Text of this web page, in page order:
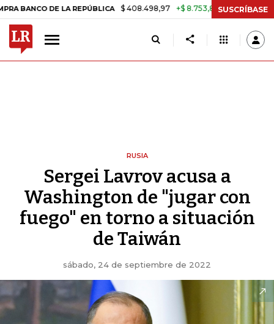
DE LA REPÚBLICA $ 408.498,97 +$ 8.753,81 +2,19% TASA DE
SUSCRÍBASE
RUSIA
Sergei Lavrov acusa a
Washington de "jugar con
fuego" en torno a situación
de Taiwán
sábado, 24 de septiembre de 2022